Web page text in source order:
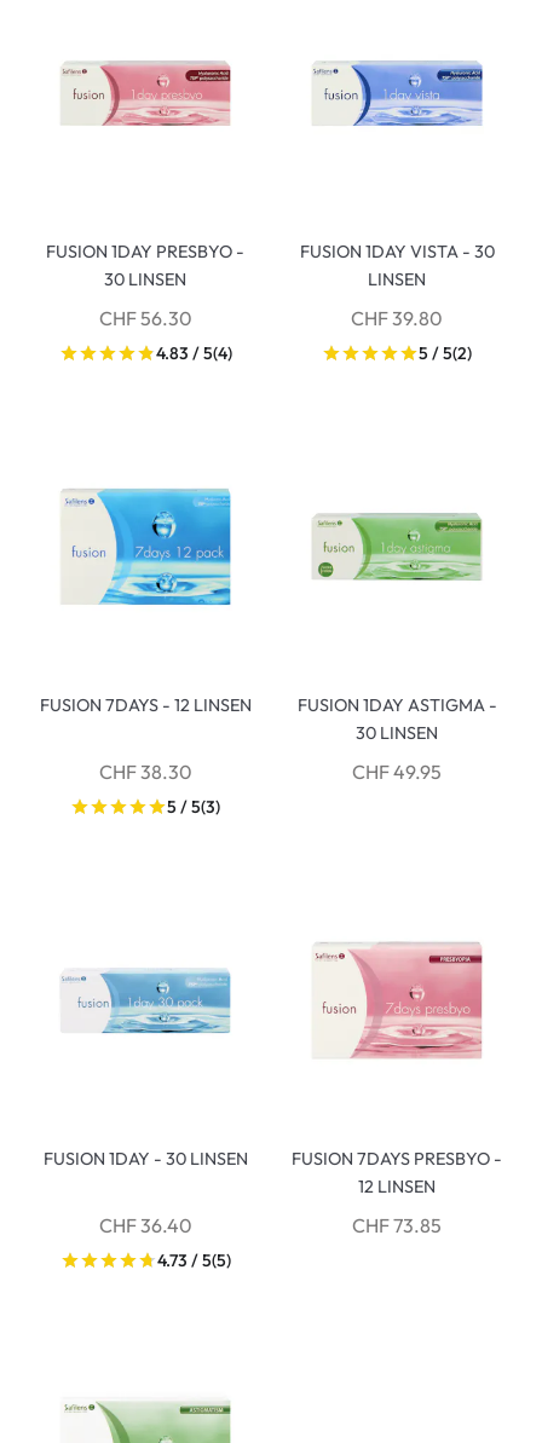
FUSION 1DAY PRESBYO -
30 LINSEN
CHF 56.30
4.83 / 5(4)
FUSION 1DAY VISTA - 30
LINSEN
CHF 39.80
5 / 5(2)
FUSION 7DAYS - 12 LINSEN
CHF 38.30
5 / 5(3)
FUSION 1DAY ASTIGMA -
30 LINSEN
CHF 49.95
FUSION 1DAY - 30 LINSEN
CHF 36.40
4.73 / 5(5)
FUSION 7DAYS PRESBYO -
12 LINSEN
CHF 73.85